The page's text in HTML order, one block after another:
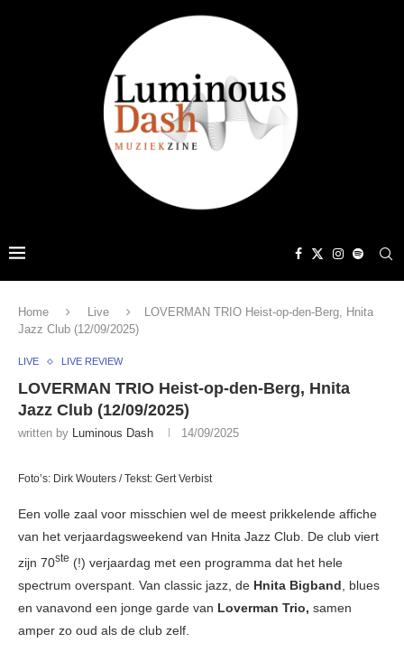
Home Live
LOVERMAN TRIO Heist-op-den-Berg, Hnita
Jazz Club (12/09/2025)
LIVE LIVE REVIEW
LOVERMAN TRIO Heist-op-den-Berg, Hnita
Jazz Club (12/09/2025)
written by Luminous Dash 14/09/2025
Foto’s: Dirk Wouters / Tekst: Gert Verbist
Een volle zaal voor misschien wel de meest prikkelende affiche
van het verjaardagsweekend van Hnita Jazz Club. De club viert
zijn 70ste (!) verjaardag met een programma dat het hele
spectrum overspant. Van classic jazz, de Hnita Bigband , blues
en vanavond een jonge garde van Loverman Trio, samen
amper zo oud als de club zelf.